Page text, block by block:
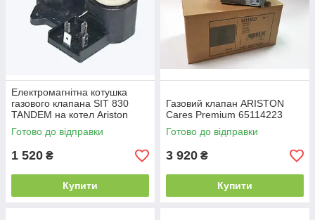
Електромагнітна котушка
газового клапана SIT 830
TANDEM на котел Ariston
UNOBLOC G 24/31/38/45
570712
Готово до відправки
1 520 ₴
Купити
Газовий клапан ARISTON
Cares Premium 65114223
Готово до відправки
3 920 ₴
Купити